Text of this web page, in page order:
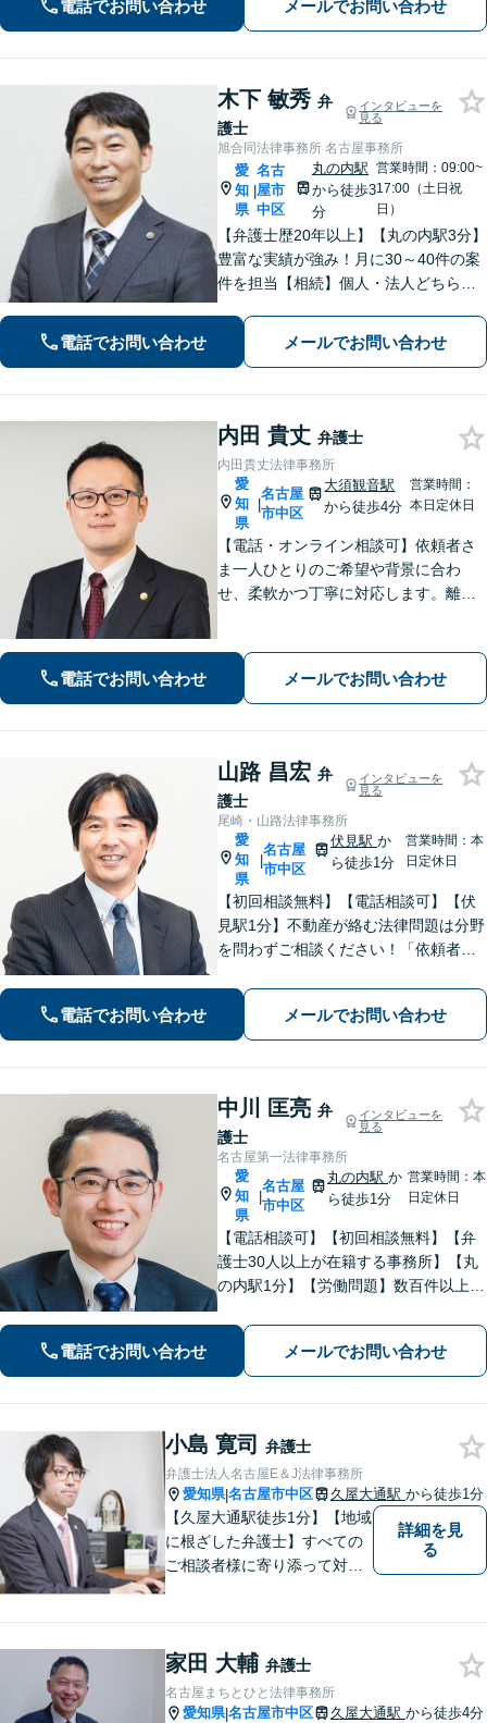
電話でお問い合わせ メールでお問い合わせ
木下 敏秀 弁
護士
インタビューを
見る
旭合同法律事務所 名古屋事務所
愛
知
県
|
名古
屋市
中区
丸の内駅
から徒歩3
分
営業時間：09:00~
17:00（土日祝
日）
【弁護士歴20年以上】【丸の内駅3分】
豊富な実績が強み！月に30～40件の案
件を担当【相続】個人・法人どちらの
方ともに納得する解決を目指します
【離婚問題】他士業と連携し多角的な
電話でお問い合わせ メールでお問い合わせ
内田 貴丈 弁護士
内田貴丈法律事務所
愛
知
県
|
名古屋
市中区
大須観音駅
から徒歩4分
営業時間：
本日定休日
【電話・オンライン相談可】依頼者さ
ま一人ひとりのご希望や背景に合わ
せ、柔軟かつ丁寧に対応します。離
たします。ご相談ください。【大須観
音駅4分】
電話でお問い合わせ メールでお問い合わせ
山路 昌宏 弁
護士
インタビューを
見る
尾崎・山路法律事務所
愛
知
県
|
名古屋
市中区
伏見駅 か
ら徒歩1分
営業時間：本
日定休日
【初回相談無料】【電話相談可】【伏
見駅1分】不動産が絡む法律問題は分野
を問わずご相談ください！「依頼者さ
ひとりでも多くの方のお悩みを解決で
きるように尽力いたします。【メー
ル・Web相談可】【法テラス利用可】
電話でお問い合わせ メールでお問い合わせ
中川 匡亮 弁
護士
インタビューを
見る
名古屋第一法律事務所
愛
知
県
|
名古屋
市中区
丸の内駅か
ら徒歩1分
営業時間：本
日定休日
【電話相談可】【初回相談無料】【弁
護士30人以上が在籍する事務所】【丸
の内駅1分】【労働問題】数百件以上の
害など。企業法務、相続、交通事故､不
動産、離婚問題、などもお任せくださ
い
電話でお問い合わせ メールでお問い合わせ
小島 寛司 弁護士
弁護士法人名古屋E＆J法律事務所
愛知県|名古屋市中区 久屋大通駅 から徒歩1分
【久屋大通駅徒歩1分】【地域
に根ざした弁護士】すべての
ご相談者様に寄り添って対応
ルに対応可能。【明確な料金
体系】当事務所は信頼と安心
をモットーに業務に取り組ん
詳細を見
る
家田 大輔 弁護士
名古屋まちとひと法律事務所
愛知県|名古屋市中区 久屋大通駅 から徒歩4分